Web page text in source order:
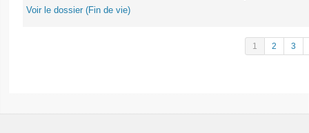
Voir le dossier (Fin de vie)
1 2 3